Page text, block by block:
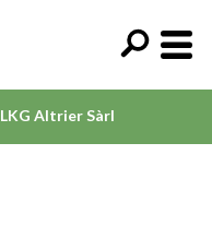
LKG Altrier Sàrl